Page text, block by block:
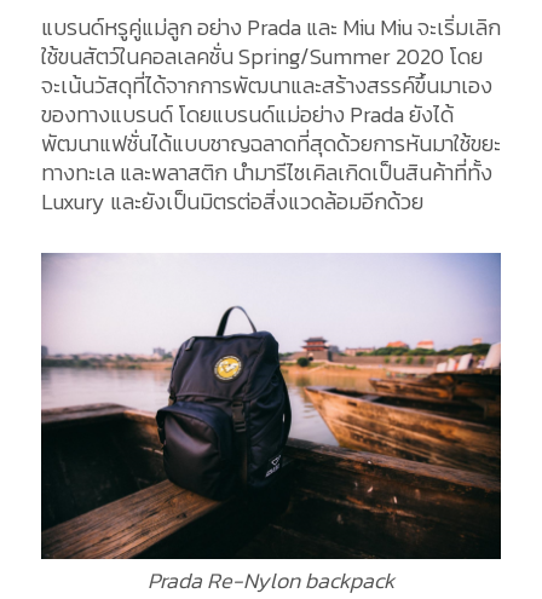
แบรนด์หรูคู่แม่ลูก อย่าง Prada และ Miu Miu จะเริ่มเลิก
ใช้ขนสัตว์ในคอลเลคชั่น Spring/Summer 2020 โดย
จะเน้นวัสดุที่ได้จากการพัฒนาและสร้างสรรค์ขึ้นมาเอง
ของทางแบรนด์ โดยแบรนด์แม่อย่าง Prada ยังได้
พัฒนาแฟชั่นได้แบบชาญฉลาดที่สุดด้วยการหันมาใช้ขยะ
ทางทะเล และพลาสติก นำมารีไซเคิลเกิดเป็นสินค้าที่ทั้ง
Luxury และยังเป็นมิตรต่อสิ่งแวดล้อมอีกด้วย
Prada Re-Nylon backpack